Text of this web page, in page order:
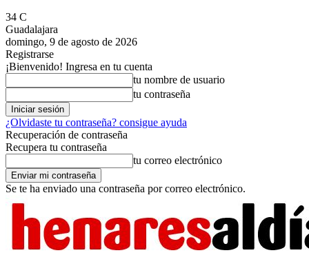
34 C
Guadalajara
domingo, 9 de agosto de 2026
Registrarse
¡Bienvenido! Ingresa en tu cuenta
tu nombre de usuario
tu contraseña
¿Olvidaste tu contraseña? consigue ayuda
Recuperación de contraseña
Recupera tu contraseña
tu correo electrónico
Se te ha enviado una contraseña por correo electrónico.